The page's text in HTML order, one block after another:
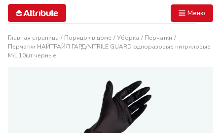
Меню
Главная страница Порядок в доме Уборка
Перчатки
Перчатки НАЙТРАЙЛ ГАРД/NITRILE GUARD одноразовые нитриловые
M/L 10шт черные